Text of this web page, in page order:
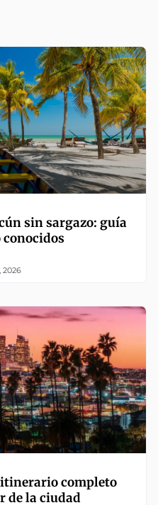
sin sargazo: guía
conocidos
2026
itinerario completo
de la ciudad